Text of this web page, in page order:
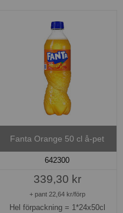
Fanta Orange 50 cl å-pet
642300
339,30 kr
+ pant 22,64 kr/förp
Hel förpackning = 1*24x50cl